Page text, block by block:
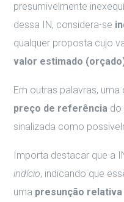
presumivelmente
dessa IN, considera-se
qualquer proposta cujo
valor estimado
Em outras palavras,
preço de referência do
sinalizada como
Importa destacar que a
indício, indicando que
uma presunção relativa